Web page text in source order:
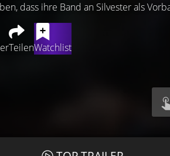
TeilenWatchlist
dass ihre Band an Silvester als